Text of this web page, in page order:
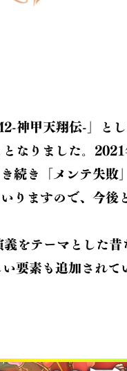
神甲天翔伝-」とし
なりました。
続き「メンテ失敗
りますので、今後
をテーマとした
要素も追加されて